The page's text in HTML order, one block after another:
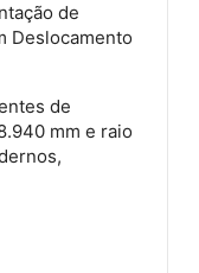
de
Deslocamento
de
mm e raio